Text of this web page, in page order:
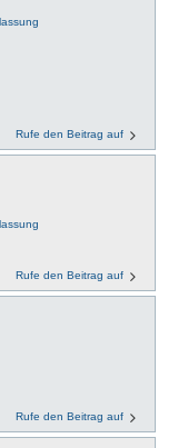
Rufe den Beitrag auf
Rufe den Beitrag auf
Rufe den Beitrag auf